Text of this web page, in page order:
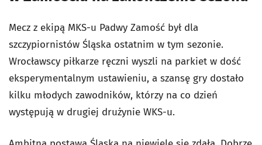
Mecz z ekipą MKS-u Padwy Zamość był dla
szczypiornistów Śląska ostatnim w tym sezonie.
Wrocławscy piłkarze ręczni wyszli na parkiet w dość
eksperymentalnym ustawieniu, a szansę gry dostało
kilku młodych zawodników, którzy na co dzień
występują w drugiej drużynie WKS-u.